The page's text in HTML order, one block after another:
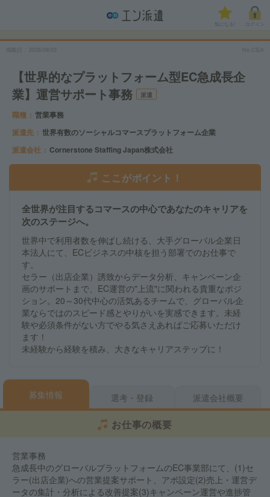
気になる!
【世界的なプラットフォーム型EC急成長企
業】運営サポート事務
派遣
職種
営業事務
派遣先
世界有数のソーシャルコマースプラットフォーム企業
派遣会社
Cornerstone Staffing Japan株式会社
ここがポイント！
全世界が注目するコマースの中心であなたのキャリアを
次のステージへ。
世界中で利用者数を伸ばし続ける、大手グローバル企業日
本法人にて、ECビジネスの中核を担う部署でのお仕事で
す。
セラー（出店企業）誘致からデータ分析、キャンペーン企
画のサポートまで、EC運営の"上流"に関われる貴重なポジ
ション。20～30代中心の活気あるチームで、グローバル企
業ならではのスピード感とやりがいを実感できます。未経
験や必須条件がない方でやる気さえあればご応募いただけ
ます！
未経験から経験を積み、大きなキャリアステップに！
募集情報 選考・登録 派遣会社概要
お仕事の概要
営業事務
急成長中のグローバルプラットフォームのEC事業部にて、(1)セ
ラー(出店企業)への営業提案サポート、アポ設定(2)売上・運営デ
ータの集計・分析による改善提案(3)キャンペーン運営や進捗管